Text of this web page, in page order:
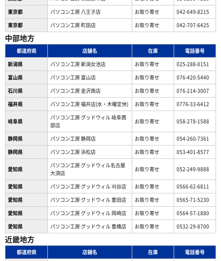
東京都
パソコン工房 八王子店 お取り寄せ
042-649-8215
東京都
パソコン工房 町田店 お取り寄せ 042-707-6425
中部地方
都道府県 店舗名 在庫
電話番号
新潟県
パソコン工房 新潟女池店 お取り寄せ
025-288-0151
富山県
パソコン工房 富山店 お取り寄せ
076-420-5440
石川県
パソコン工房 金沢南店 お取り寄せ
076-214-3007
福井県
パソコン工房 福井店(水・木曜定休) お取り寄せ 0776-33-6412
岐阜県
パソコン工房 グッドウィル 岐阜茜
部店
お取り寄せ 058-278-1588
静岡県 パソコン工房 静岡店 お取り寄せ
054-260-7361
静岡県
パソコン工房 浜松店 お取り寄せ 053-401-8577
愛知県
パソコン工房 グッドウィル名古屋
大須店
お取り寄せ 052-249-9888
愛知県 パソコン工房 グッドウィル 刈谷店 お取り寄せ
0566-62-6811
愛知県
パソコン工房 グッドウィル 豊田店 お取り寄せ
0565-71-5230
愛知県
パソコン工房 グッドウィル 岡崎店 お取り寄せ
0564-57-1880
愛知県
パソコン工房 グッドウィル 豊橋店 お取り寄せ 0532-29-8700
近畿地方
都道府県 店舗名 在庫
電話番号